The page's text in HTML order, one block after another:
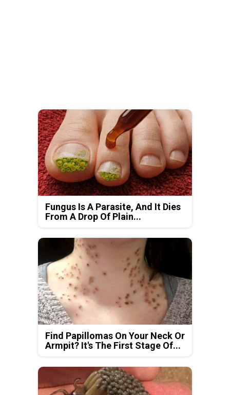
Fungus Is A Parasite, And It Dies
From A Drop Of Plain...
Find Papillomas On Your Neck Or
Armpit? It's The First Stage Of...